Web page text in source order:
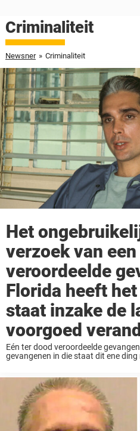
Criminaliteit
Newsner » Criminaliteit
Het
verzoek van een
veroordeelde
Florida heeft
staat inzake de
voorgoed
Eén ter dood veroordeelde
gevangenen in die staat dit ene